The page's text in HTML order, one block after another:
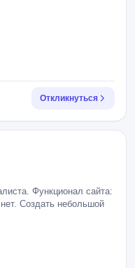
Откликнуться
Функционал сайта:
Создать небольшой